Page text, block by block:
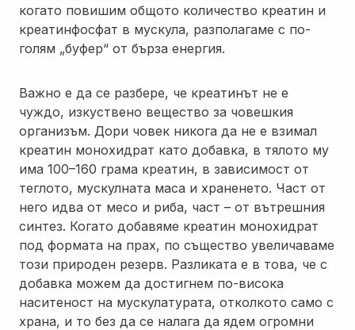
когато повишим общото количество креатин и
креатинфосфат в мускула, разполагаме с по-
голям „буфер“ от бърза енергия.
Важно е да се разбере, че креатинът не е
чуждо, изкуствено вещество за човешкия
организъм. Дори човек никога да не е взимал
креатин монохидрат като добавка, в тялото му
има 100–160 грама креатин, в зависимост от
теглото, мускулната маса и храненето. Част от
него идва от месо и риба, част – от вътрешния
синтез. Когато добавяме креатин монохидрат
под формата на прах, по същество увеличаваме
този природен резерв. Разликата е в това, че с
добавка можем да достигнем по-висока
наситеност на мускулатурата, отколкото само с
храна, и то без да се налага да ядем огромни